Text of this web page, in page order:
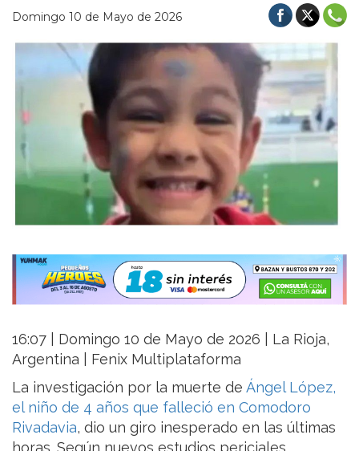
Domingo 10 de Mayo de 2026
16:07 | Domingo 10 de Mayo de 2026 | La Rioja,
Argentina | Fenix Multiplataforma
La investigación por la muerte de Ángel López,
el niño de 4 años que falleció en Comodoro
Rivadavia, dio un giro inesperado en las últimas
horas. Según nuevos estudios periciales